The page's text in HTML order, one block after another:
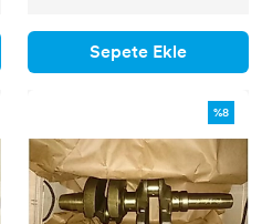
Sepete Ekle
%8